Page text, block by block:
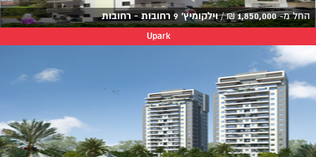
החל מ-1,850,000
₪
/וילקומיץ' 9 רחובות - רחובות
Upark